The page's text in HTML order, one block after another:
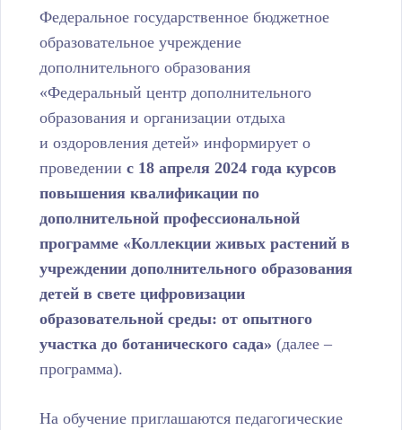
Федеральное государственное бюджетное
образовательное учреждение
дополнительного образования
«Федеральный центр дополнительного
образования и организации отдыха
и оздоровления детей» информирует о
проведении с 18 апреля 2024 года курсов
повышения квалификации по
дополнительной профессиональной
программе «Коллекции живых растений в
учреждении дополнительного образования
детей в свете цифровизации
образовательной среды: от опытного
участка до ботанического сада» (далее –
программа).
На обучение приглашаются педагогические